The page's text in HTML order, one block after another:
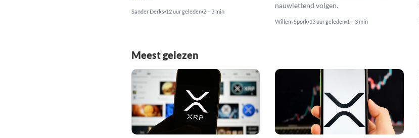
Sander Derks 12 uur geleden 2 – 3 min
nauwlettend volgen.
Willem Spork 13 uur geleden 1 – 3 min
Meest gelezen